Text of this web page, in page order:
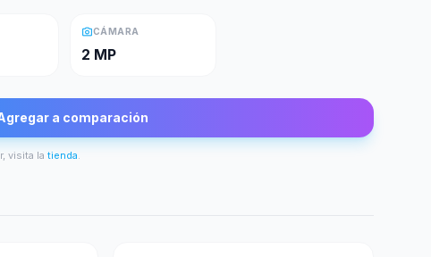
photo_cameraCÁMARA
2 MP
a comparación
visita la tienda.